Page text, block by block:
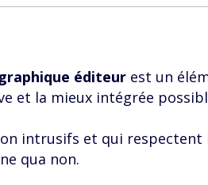
éditeur est un
et la mieux intégrée
intrusifs et qui respectent
qua non.